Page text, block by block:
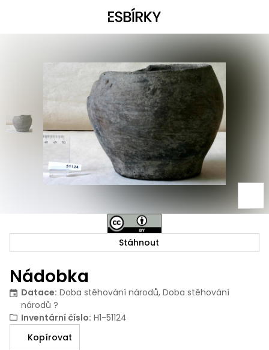
Nádobka
Datace: Doba stěhování národů, Doba stěhování
národů ?
Inventární číslo: H1-51124
Kopírovat
Stáhnout